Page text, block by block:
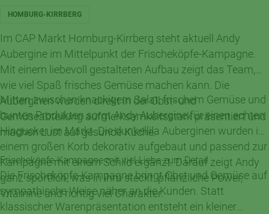
HOMBURG-KIRRBERG
Im CAP Markt Homburg-Kirrberg steht aktuell Andy
Aubergine im Mittelpunkt der Frischeköpfe-Kampagne.
Mit einem liebevoll gestalteten Aufbau zeigt das Team,
wie viel Spaß frisches Gemüse machen kann. Die
Auberginen wurden direkt in der Obst- und
Gemüseabteilung aufmerksamkeitsstark präsentiert und
machen Lust auf gesunde Küche.
Mitten zwischen knackigem Salat, frischem Gemüse und
bunten Produkten sorgt Andy Aubergine für einen echten
Hingucker im Markt. Die dunkellila Auberginen wurden in
einem großen Korb dekorativ aufgebaut und passend zur
Kampagne mit einem Schild ergänzt. Darauf zeigt Andy
ganz sportlich, was in ihm steckt: pflanzliche Power,
Vitamine und richtig viel Charakter.
Frischeköpfe-Kampagne mit viel Liebe zum Detail
Die Frischeköpfe-Kampagne bringt Obst und Gemüse auf
sympathische Weise näher an die Kunden. Statt
klassischer Warenpräsentation entsteht ein kleiner